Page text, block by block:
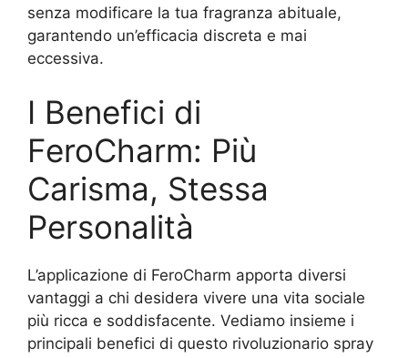
senza modificare la tua fragranza abituale,
garantendo un’efficacia discreta e mai
eccessiva.
I Benefici di
FeroCharm: Più
Carisma, Stessa
Personalità
L’applicazione di FeroCharm apporta diversi
vantaggi a chi desidera vivere una vita sociale
più ricca e soddisfacente. Vediamo insieme i
principali benefici di questo rivoluzionario spray